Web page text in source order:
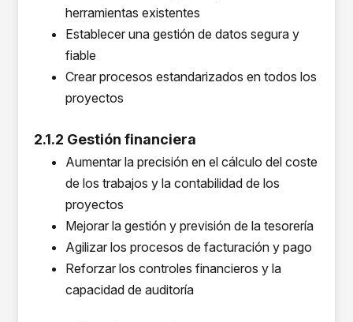
herramientas existentes
Establecer una gestión de datos segura y
fiable
Crear procesos estandarizados en todos los
proyectos
2.1.2 Gestión financiera
Aumentar la precisión en el cálculo del coste
de los trabajos y la contabilidad de los
proyectos
Mejorar la gestión y previsión de la tesorería
Agilizar los procesos de facturación y pago
Reforzar los controles financieros y la
capacidad de auditoría